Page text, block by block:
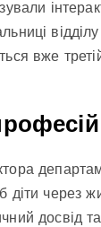
вже
через
досвід